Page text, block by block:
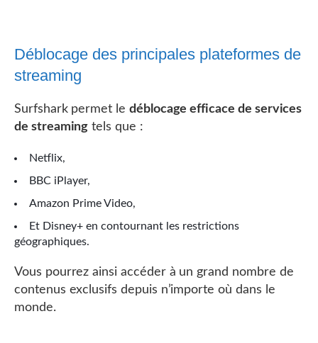
Déblocage des principales plateformes de
streaming
Surfshark permet le déblocage efficace de services
de streaming tels que :
Netflix,
BBC iPlayer,
Amazon Prime Video,
Et Disney+ en contournant les restrictions
géographiques.
Vous pourrez ainsi accéder à un grand nombre de
contenus exclusifs depuis n’importe où dans le
monde.